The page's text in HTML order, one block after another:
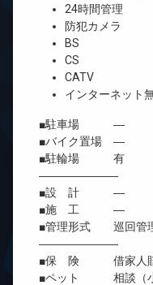
24時間管理
防犯カメラ
BS
CS
CATV
インターネット
■駐車場 ―
■バイク置場 ―
■駐輪場 有
―――――――
■設 計 ―
■施 工 ―
■管理形式 巡回管
―――――――
■保 険 借家人賠
■ペット 相談（小